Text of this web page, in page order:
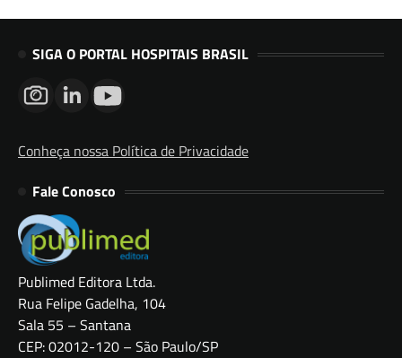
SIGA O PORTAL HOSPITAIS BRASIL
Conheça nossa Política de Privacidade
Fale Conosco
Publimed Editora Ltda.
Rua Felipe Gadelha, 104
Sala 55 – Santana
CEP: 02012-120 – São Paulo/SP